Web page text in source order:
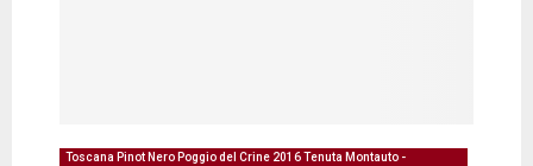
Toscana Pinot Nero Poggio del Crine 2016 Tenuta Montauto -